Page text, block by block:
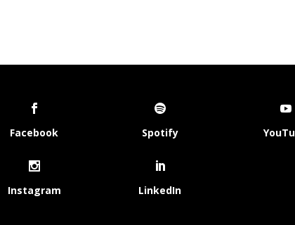
Facebook Spotify
Instagram LinkedIn